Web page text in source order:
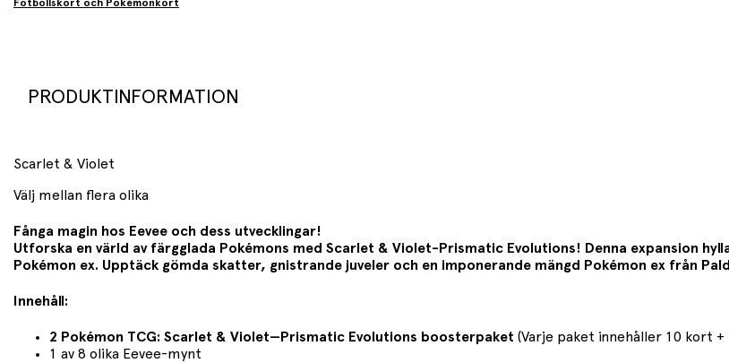
Fotbollskort och Pokémonkort
PRODUKTINFORMATION
Scarlet & Violet
Välj mellan flera olika
Fånga magin hos Eevee och dess utvecklingar!
Utforska en värld av färgglada Pokémons med Scarlet & Violet-Prismatic Evolutions! Denna expansion
Pokémon ex. Upptäck gömda skatter, gnistrande juveler och en imponerande mängd Pokémon ex från
Innehåll:
2 Pokémon TCG: Scarlet & Violet— Prismatic Evolutions boosterpaket (Varje paket innehåller 10 kort +
1 av 8 olika Eevee-mynt